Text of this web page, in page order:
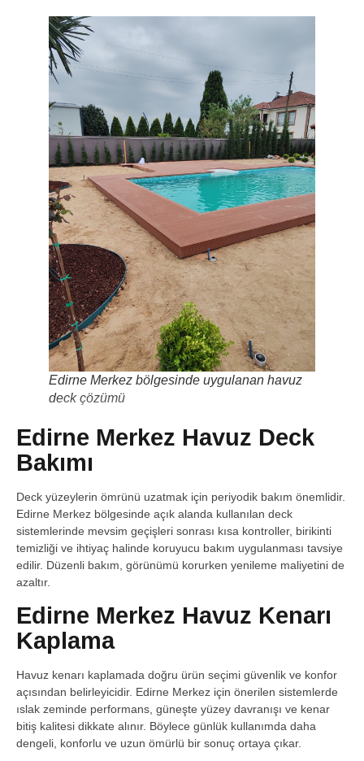
Edirne Merkez bölgesinde uygulanan havuz
deck çözümü
Edirne Merkez Havuz Deck
Bakımı
Deck yüzeylerin ömrünü uzatmak için periyodik bakım önemlidir.
Edirne Merkez bölgesinde açık alanda kullanılan deck
sistemlerinde mevsim geçişleri sonrası kısa kontroller, birikinti
temizliği ve ihtiyaç halinde koruyucu bakım uygulanması tavsiye
edilir. Düzenli bakım, görünümü korurken yenileme maliyetini de
azaltır.
Edirne Merkez Havuz Kenarı
Kaplama
Havuz kenarı kaplamada doğru ürün seçimi güvenlik ve konfor
açısından belirleyicidir. Edirne Merkez için önerilen sistemlerde
ıslak zeminde performans, güneşte yüzey davranışı ve kenar
bitiş kalitesi dikkate alınır. Böylece günlük kullanımda daha
dengeli, konforlu ve uzun ömürlü bir sonuç ortaya çıkar.